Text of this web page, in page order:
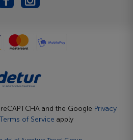
and the Google Privacy
of Service apply